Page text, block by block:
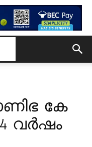
കേ​
വ​ർ​ഷം